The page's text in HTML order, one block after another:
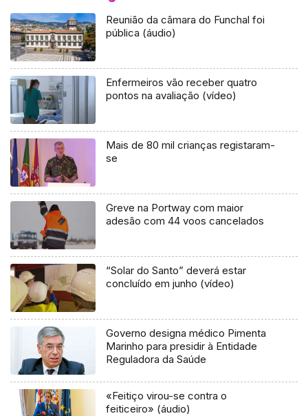
Reunião da câmara do Funchal foi
pública (áudio)
Enfermeiros vão receber quatro
pontos na avaliação (vídeo)
Mais de 80 mil crianças registaram-
se
Greve na Portway com maior
adesão com 44 voos cancelados
“Solar do Santo” deverá estar
concluído em junho (vídeo)
Governo designa médico Pimenta
Marinho para presidir à Entidade
Reguladora da Saúde
«Feitiço virou-se contra o
feiticeiro» (áudio)